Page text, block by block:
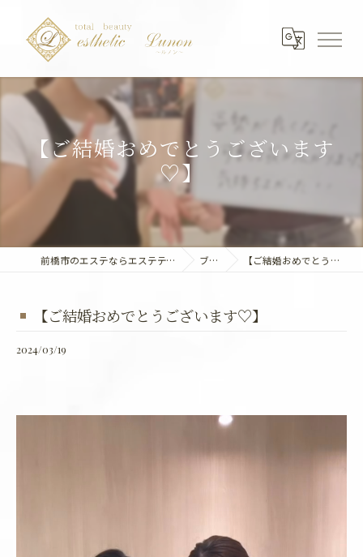
【ご結婚おめでとうございます
♡】
前橋市のエステならエステティック～Lunon～ ブログ 【ご結婚おめでとうございます♡】
【ご結婚おめでとうございます♡】
2024/03/19